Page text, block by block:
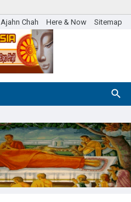
Ajahn Chah Here & Now Sitemap